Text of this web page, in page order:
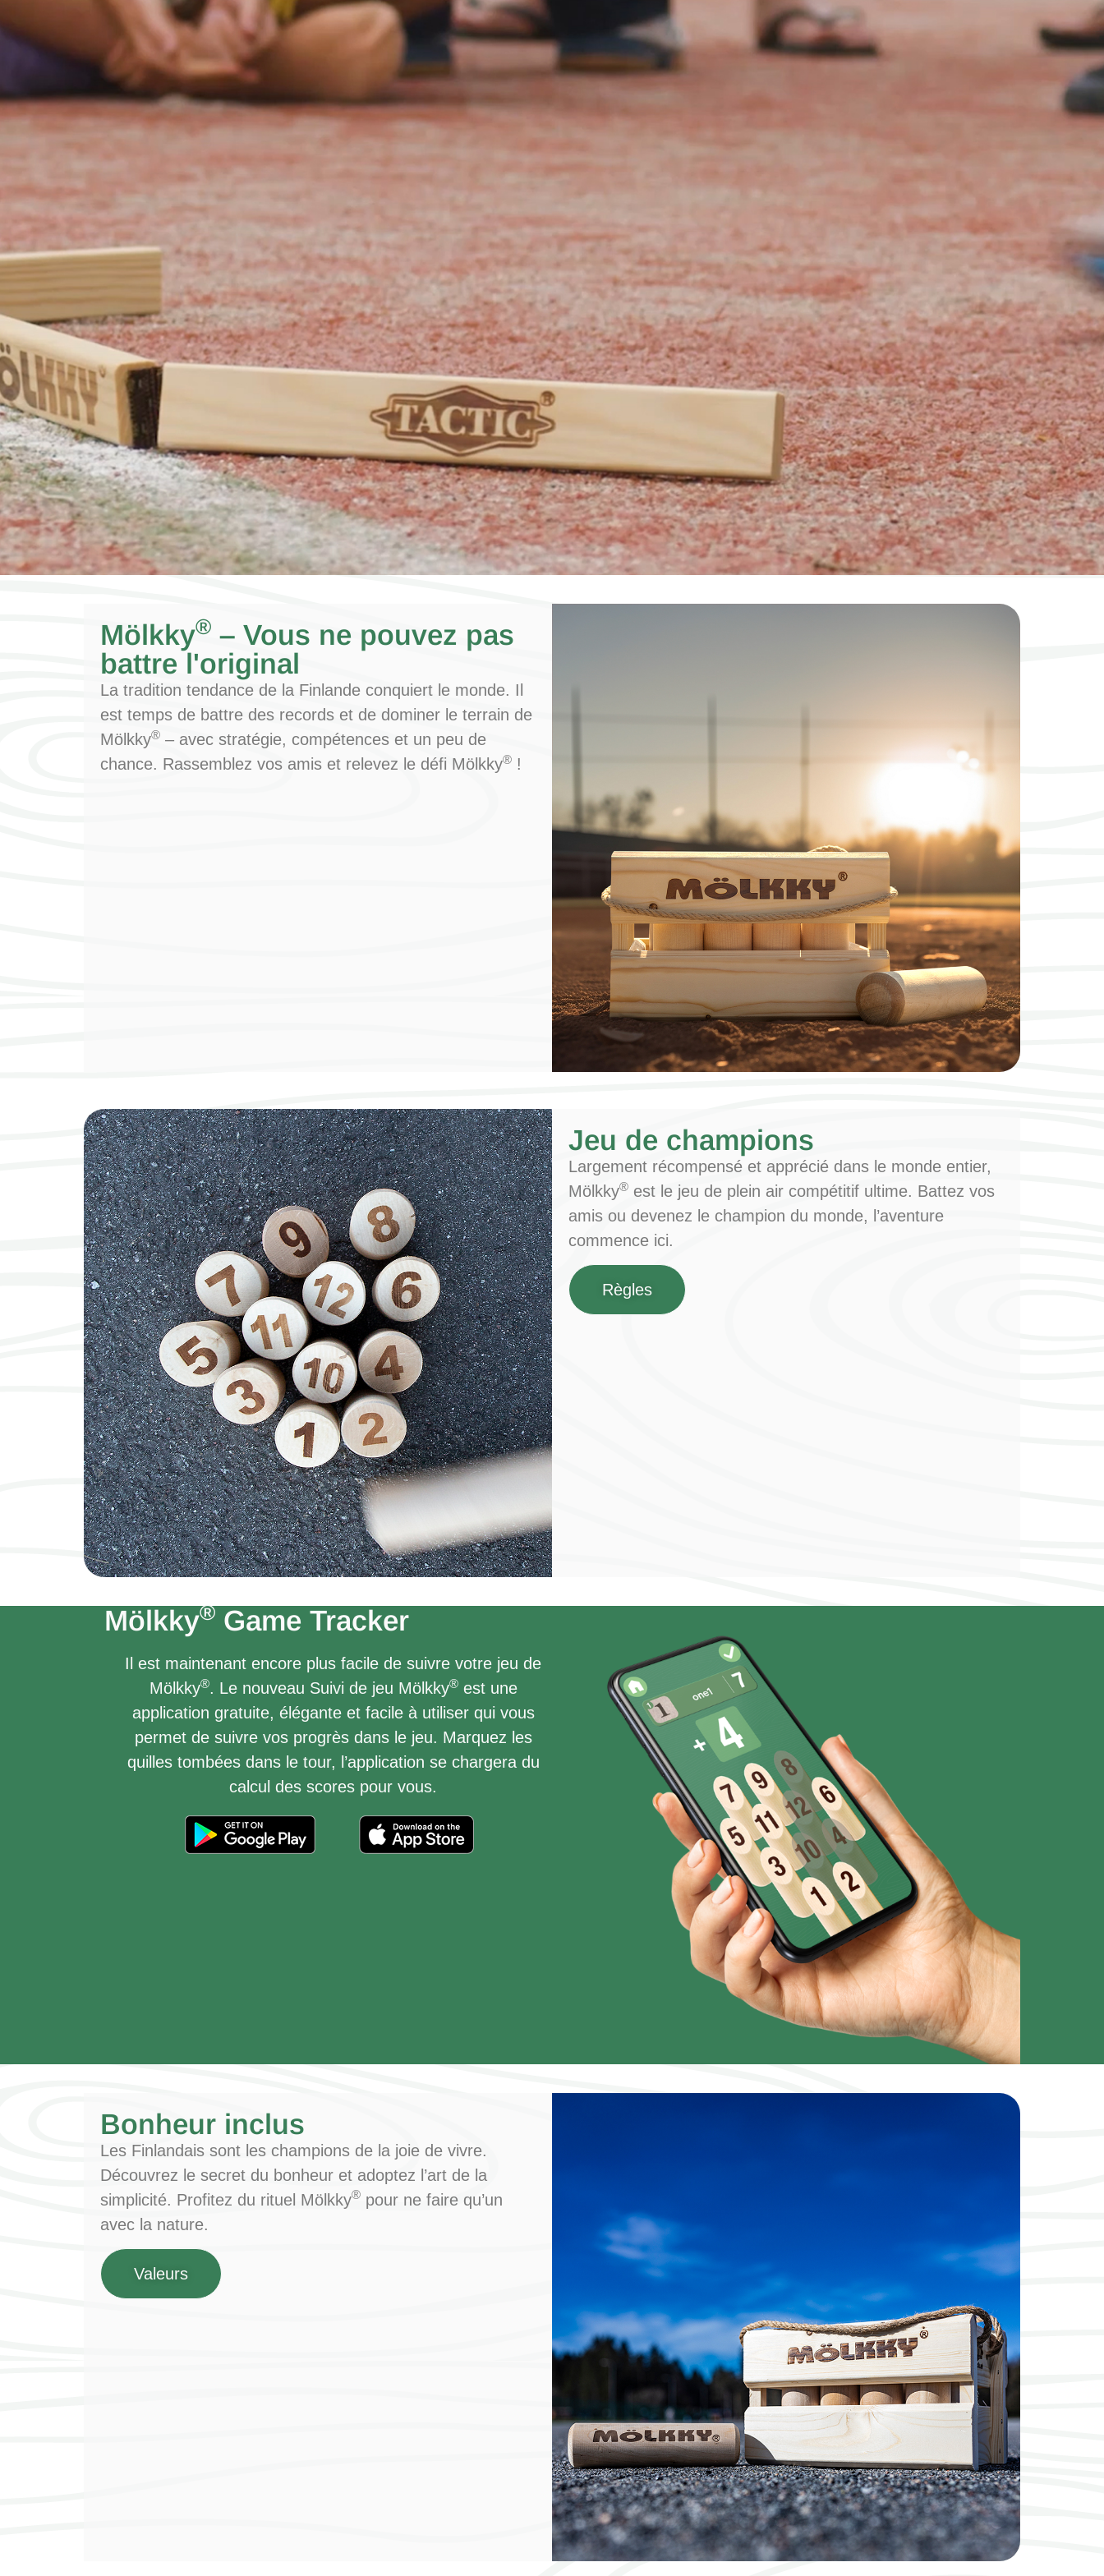
Mölkky® – Vous ne pouvez pas
battre l'original
La tradition tendance de la Finlande conquiert le monde. Il
est temps de battre des records et de dominer le terrain de
Mölkky® – avec stratégie, compétences et un peu de
chance. Rassemblez vos amis et relevez le défi Mölkky® !
Jeu de champions
Largement récompensé et apprécié dans le monde entier,
Mölkky® est le jeu de plein air compétitif ultime. Battez vos
amis ou devenez le champion du monde, l’aventure
commence ici.
Règles
Mölkky® Game Tracker
Il est maintenant encore plus facile de suivre votre jeu de
Mölkky®. Le nouveau Suivi de jeu Mölkky®est une
application gratuite, élégante et facile à utiliser qui vous
permet de suivre vos progrès dans le jeu. Marquez les
quilles tombées dans le tour, l’application se chargera du
calcul des scores pour vous.
Bonheur inclus
Les Finlandais sont les champions de la joie de vivre.
Découvrez le secret du bonheur et adoptez l’art de la
simplicité. Profitez du rituel Mölkky® pour ne faire qu’un
avec la nature.
Valeurs
Nécessaire
facultatifs. Ils
nécessaires au
fonctionnement
du site Web.
Statistiques
Afin que
nous
puissions
structure du
site Web, en
fonction de
la façon dont
le site Web
est utilisé.
refusez ces
cookies,
certaines
fonctionnalités
disparaîtront
du site Web.
Marketing
En partageant
votre intérêt et
votre
comportement
lorsque vous
visitez notre
chances de
voir du
contenu et
des offres
personnalisés.